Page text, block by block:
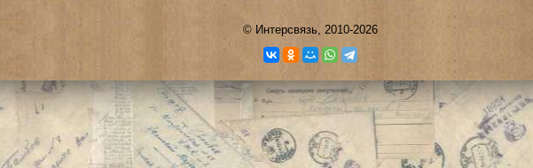
© Интерсвязь, 2010-2026